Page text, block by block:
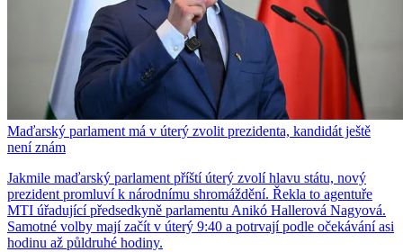
Maďarský parlament má v úterý zvolit prezidenta, kandidát ještě
není znám
Jakmile maďarský parlament příští úterý zvolí hlavu státu, nový
prezident promluví k národnímu shromáždění. Řekla to agentuře
MTI úřadující předsedkyně parlamentu Anikó Hallerová Nagyová.
Samotné volby mají začít v úterý 9:40 a potrvají podle očekávání asi
hodinu až půldruhé hodiny.